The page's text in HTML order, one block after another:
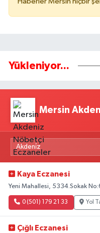
Yükleniyor...
Mersin
Kaya Eczanesi
Yeni Mahallesi, 5334.Sokak
0 (501) 179 21 33 Yol
Çığlı Eczanesi